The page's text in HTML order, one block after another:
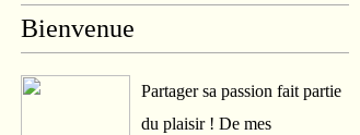
Bienvenue
Partager sa passion fait partie
du plaisir ! De mes